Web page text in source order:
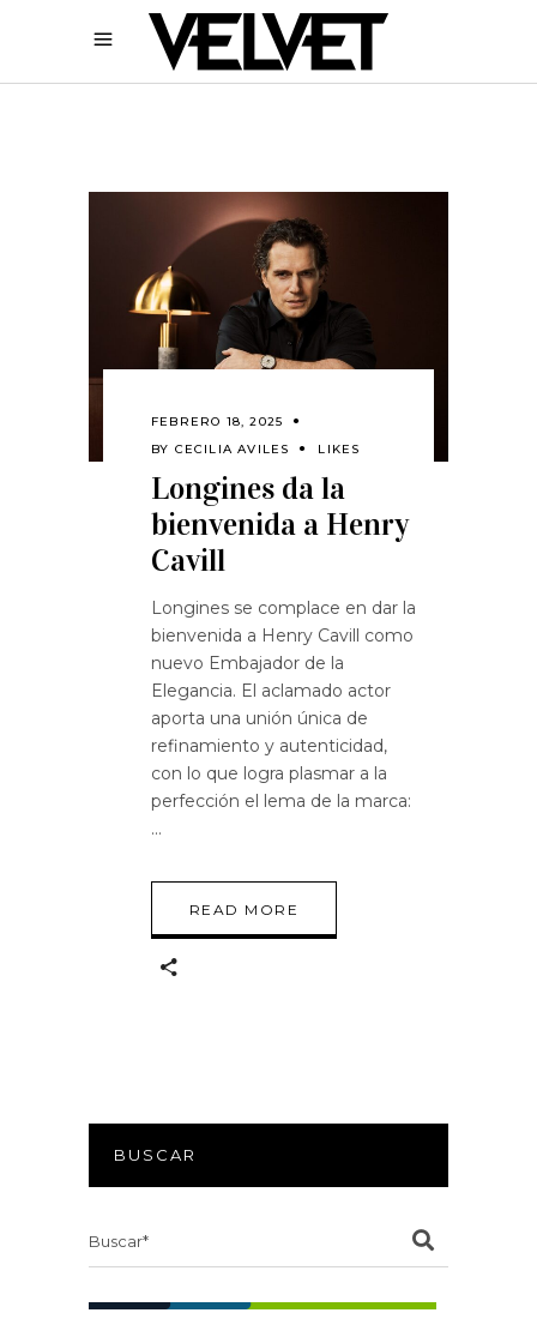
FEBRERO 18, 2025
BY CECILIA AVILES LIKES
Longines da la
bienvenida a Henry
Cavill
Longines se complace en dar la
bienvenida a Henry Cavill como
nuevo Embajador de la
Elegancia. El aclamado actor
aporta una unión única de
refinamiento y autenticidad,
con lo que logra plasmar a la
perfección el lema de la marca:
READ MORE
BUSCAR